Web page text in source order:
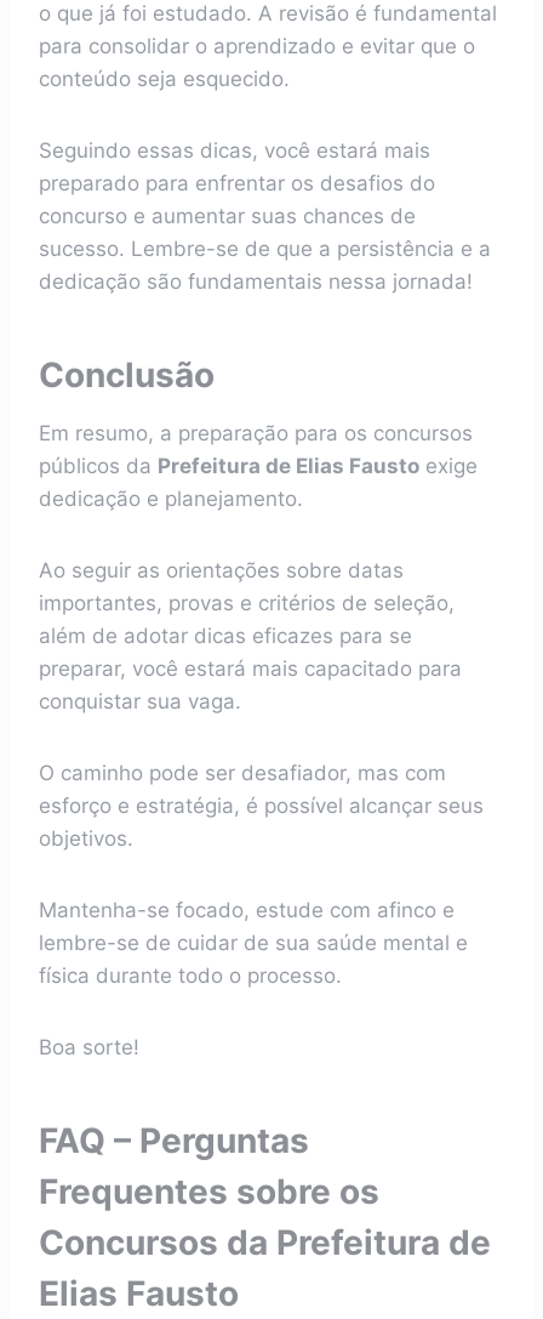
o que já foi estudado. A revisão é fundamental
para consolidar o aprendizado e evitar que o
conteúdo seja esquecido.
Seguindo essas dicas, você estará mais
preparado para enfrentar os desafios do
concurso e aumentar suas chances de
sucesso. Lembre-se de que a persistência e a
dedicação são fundamentais nessa jornada!
Conclusão
Em resumo, a preparação para os concursos
públicos da Prefeitura de Elias Fausto exige
dedicação e planejamento.
Ao seguir as orientações sobre datas
importantes, provas e critérios de seleção,
além de adotar dicas eficazes para se
preparar, você estará mais capacitado para
conquistar sua vaga.
O caminho pode ser desafiador, mas com
esforço e estratégia, é possível alcançar seus
objetivos.
Mantenha-se focado, estude com afinco e
lembre-se de cuidar de sua saúde mental e
física durante todo o processo.
Boa sorte!
FAQ – Perguntas
Frequentes sobre os
Concursos da Prefeitura de
Elias Fausto